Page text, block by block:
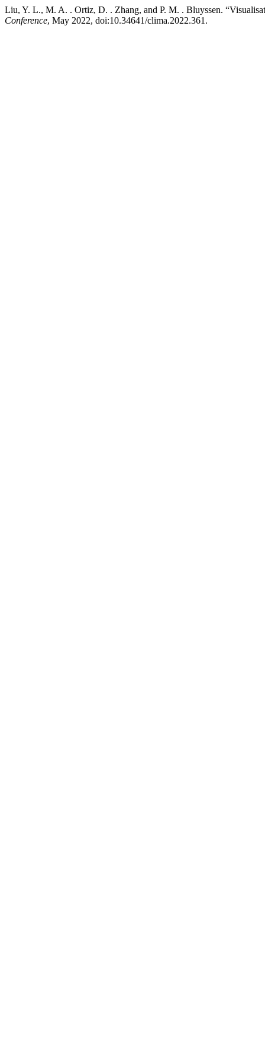
Liu, Y. L., M. A. . Ortiz, D. . Zhang, and P. M. . Bluyssen.
Conference, May 2022, doi:10.34641/clima.2022.361.